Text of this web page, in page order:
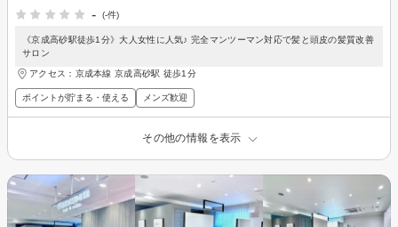
-
(-件)
《京成高砂駅徒歩1分》大人女性に人気♪ 完全マンツーマン対応で髪と頭皮の髪質改善
サロン
アクセス：京成本線 京成高砂駅 徒歩1分
ポイントが貯まる・使える メンズ歓迎
その他の情報を表示